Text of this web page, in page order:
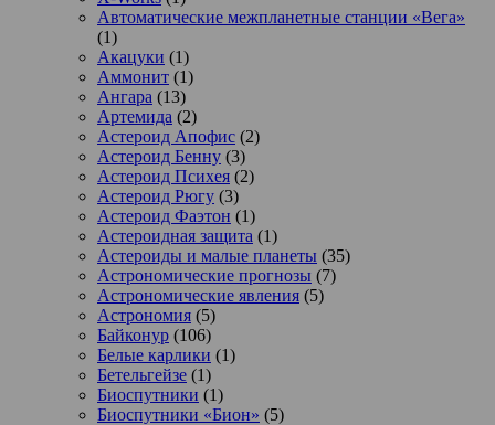
Автоматические межпланетные станции «Вега»
(1)
Акацуки (1)
Аммонит (1)
Ангара (13)
Артемида (2)
Астероид Апофис (2)
Астероид Бенну (3)
Астероид Психея (2)
Астероид Рюгу (3)
Астероид Фаэтон (1)
Астероидная защита (1)
Астероиды и малые планеты (35)
Астрономические прогнозы (7)
Астрономические явления (5)
Астрономия (5)
Байконур (106)
Белые карлики (1)
Бетельгейзе (1)
Биоспутники (1)
Биоспутники «Бион» (5)